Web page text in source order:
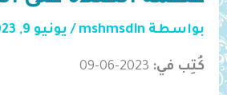
بواسطة mshmsdin
/ يونيو 9, 2023
كُتِب في: 2023-06-09